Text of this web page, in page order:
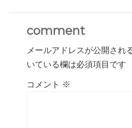
comment
メールアドレスが公開され
いている欄は必須項目です
コメント ※